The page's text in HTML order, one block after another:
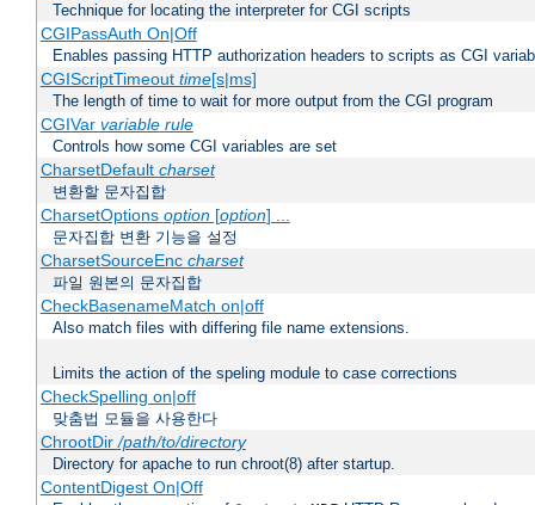
Technique for locating the interpreter for CGI scripts
CGIPassAuth On|Off
Enables passing HTTP authorization headers to scripts as CGI
CGIScriptTimeout time[s|ms]
The length of time to wait for more output from the CGI program
CGIVar variable rule
Controls how some CGI variables are set
CharsetDefault charset
변환할 문자집합
CharsetOptions option[option] ...
문자집합 변환 기능을 설정
CharsetSourceEnc charset
파일 원본의 문자집합
CheckBasenameMatch on|off
Also match files with differing file name extensions.
Limits the action of the speling module to case corrections
CheckSpelling on|off
맞춤법 모듈을 사용한다
ChrootDir/path/to/directory
Directory for apache to run chroot(8) after startup.
ContentDigest On|Off